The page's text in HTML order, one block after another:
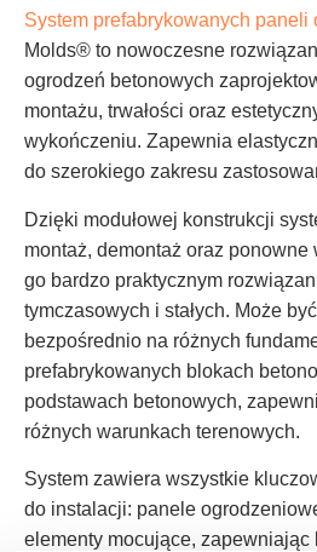
System prefabrykowanych paneli
Molds® to nowoczesne
ogrodzeń betonowych
montażu, trwałości oraz
wykończeniu. Zapewnia
do szerokiego zakresu
Dzięki modułowej konstrukcji
montaż, demontaż oraz ponowne
go bardzo praktycznym
tymczasowych i stałych. Może
bezpośrednio na różnych
prefabrykowanych blokach
podstawach betonowych,
różnych warunkach terenowych.
System zawiera wszystkie
do instalacji: panele
elementy mocujące,